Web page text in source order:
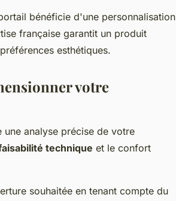
bénéficie d'une personnalisation
française garantit un produit
esthétiques.
votre
analyse précise de votre
technique et le confort
souhaitée en tenant compte du